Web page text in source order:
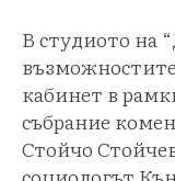
В студиото на
кабинет в
събрание
Стойчо